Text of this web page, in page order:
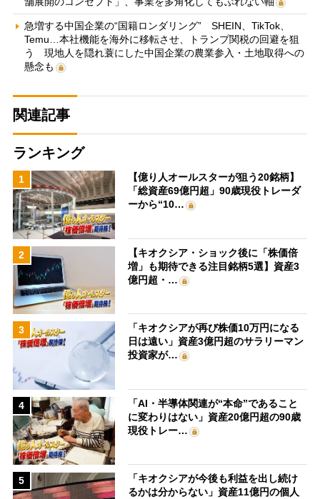
急増する中国企業の“国籍ロンダリング” SHEIN、TikTok、
Temu…本社機能を海外に移転させ、トランプ関税の回避を狙
う 現地人を隠れ蓑にした中国企業の農業参入・土地取得への
懸念も
関連記事
ランキング
1
【億り人オールスターが狙う20銘柄】
「総資産69億円超」90歳現役トレーダ
ーから“10…
2
【キオクシア・ショック後に「株価倍
増」も期待できる注目銘柄5選】資産3
億円超・…
3
「キオクシアが再び株価10万円になる
日は遠い」資産3億円超のサラリーマン
投資家が…
4
「AI・半導体関連が“本命”であること
に変わりはない」資産20億円超の90歳
現役トレー…
5
「キオクシアが今後も利益を出し続け
るかは分からない」資産11億円の個人